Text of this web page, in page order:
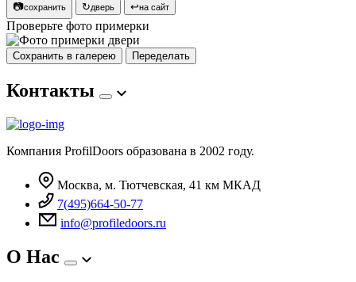
📷сохранить ↻дверь ↩на сайт
Проверьте фото примерки
Сохранить в галерею Переделать
Контакты
Компания ProfilDoors образована в 2002 году.
Москва, м. Тютчевская, 41 км МКАД
7(495)664-50-77
info@profiledoors.ru
О Нас